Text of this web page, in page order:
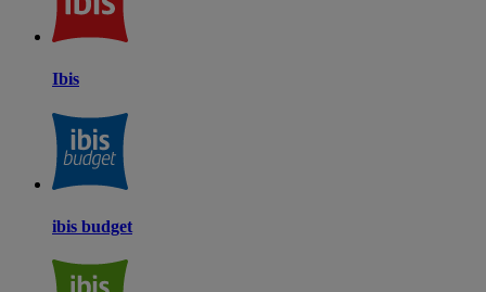
Ibis
ibis budget